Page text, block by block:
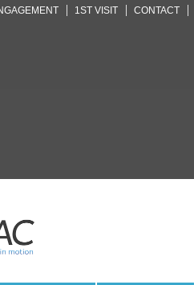
1ST VISIT CONTACT